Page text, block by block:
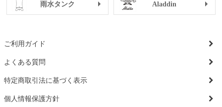
雨水タンク Aladdin
ご利用ガイド
よくある質問
特定商取引法に基づく表示
個人情報保護方針